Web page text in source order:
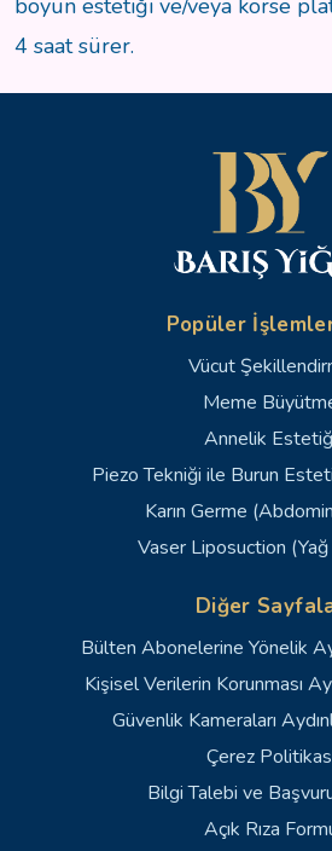
boyun estetiği ve/veya korse
4 saat sürer.
Popüler
Vücut
Meme
Annelik
Piezo Tekniği ile Burun
Karın Germe
Vaser Liposuction (Yağ
Diğer
Bülten Abonelerine Yönelik
Kişisel Verilerin Korunması
Güvenlik Kameraları
Çerez
Bilgi Talebi ve
Açık Rıza